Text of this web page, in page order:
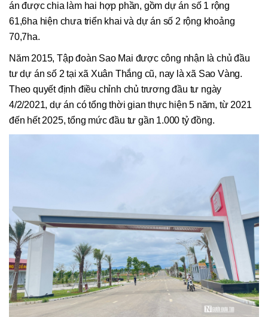
án được chia làm hai hợp phần, gồm dự án số 1 rộng
61,6ha hiện chưa triển khai và dự án số 2 rộng khoảng
70,7ha.
Năm 2015, Tập đoàn Sao Mai được công nhận là chủ đầu
tư dự án số 2 tại xã Xuân Thắng cũ, nay là xã Sao Vàng.
Theo quyết định điều chỉnh chủ trương đầu tư ngày
4/2/2021, dự án có tổng thời gian thực hiện 5 năm, từ 2021
đến hết 2025, tổng mức đầu tư gần 1.000 tỷ đồng.